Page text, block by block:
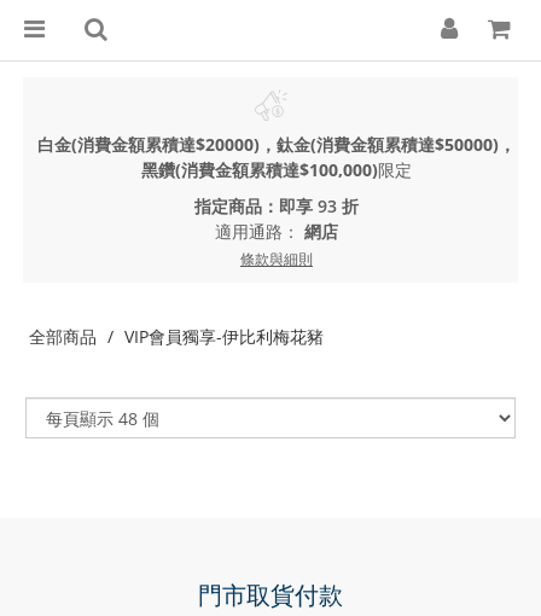
白金(消費金額累積達$20000)，鈦金(消費金額累積達$50000)，
黑鑽(消費金額累積達$100,000)限定
指定商品：即享 93 折
適用通路： 網店
條款與細則
全部商品 VIP會員獨享-伊比利梅花豬
門市取貨付款